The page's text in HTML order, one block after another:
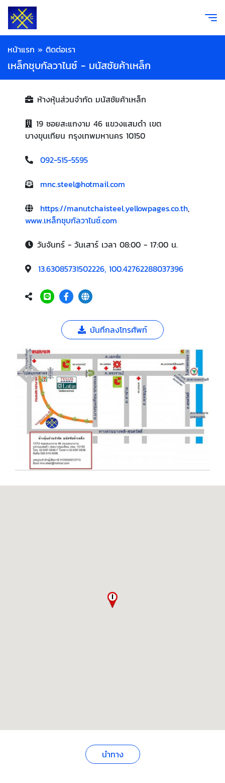
หน้าแรก » ติดต่อเรา
เหล็กชุบกัลวาไนซ์ - มนัสชัยค้าเหล็ก
ห้างหุ้นส่วนจำกัด มนัสชัยค้าเหล็ก
19 ซอยสะแกงาม 46 แขวงแสมดำ เขต
บางขุนเทียน กรุงเทพมหานคร 10150
092-515-5595
mnc.steel@hotmail.com
https://manutchaisteel.yellowpages.co.th,
www.เหล็กชุบกัลวาไนซ์.com
วันจันทร์ - วันเสาร์ เวลา 08:00 - 17:00 น.
13.63085731502226, 100.42762288037396
บันทึกลงโทรศัพท์
นำทาง